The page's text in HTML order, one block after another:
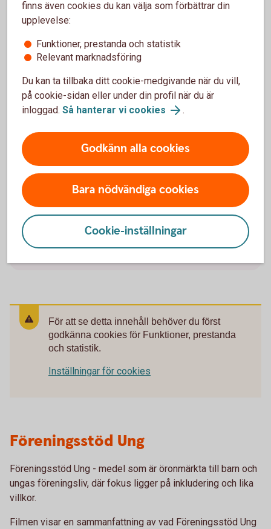
confident and happy farmer in her tractor
Skydda dig mot bedrägeri som
företagare
Som företagare kan ett bedrägeri få stora
konsekvenser. Bedragaren får ofta tillgång till både
din privatekonomi och företagets ekonomi om han
eller hon kommer över din e-legitimation, som
Mobilt BankID, eller din säkerhetsdosa.
Skydda dig mot bedrägeri som företagare
För att se detta innehåll behöver du först
godkänna cookies för Funktioner, prestanda
och statistik.
Inställningar för cookies
Föreningsstöd Ung
Föreningsstöd Ung - medel som är öronmärkta till barn och
ungas föreningsliv, där fokus ligger på inkludering och lika
villkor.
Filmen visar en sammanfattning av vad Föreningsstöd Ung
finns även cookies du kan välja som förbättrar din
upplevelse:
Funktioner, prestanda och statistik
Relevant marknadsföring
Du kan ta tillbaka ditt cookie-medgivande när du vill,
på cookie-sidan eller under din profil när du är
inloggad. Så hanterar vi cookies .
Godkänn alla cookies
Bara nödvändiga cookies
Cookie-inställningar